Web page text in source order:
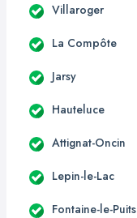
Villaroger
La Compôte
Jarsy
Hauteluce
Attignat-Oncin
Lepin-le-Lac
Fontaine-le-Puits